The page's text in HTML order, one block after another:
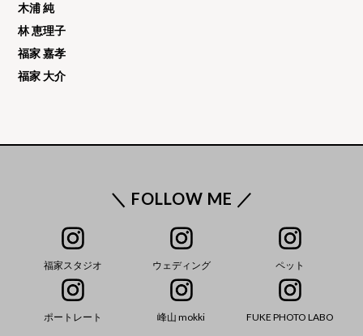
木浦 純
林 恵理子
福家 嘉孝
福家 大介
＼ FOLLOW ME ／
福家スタジオ ウェディング ペット
ポートレート 峰山 mokki FUKE PHOTO LABO